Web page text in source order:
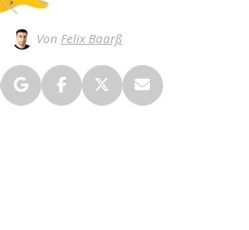
Von Felix Baarß